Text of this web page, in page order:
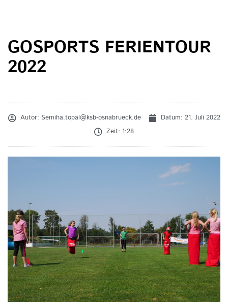
GOSPORTS FERIENTOUR
2022
Autor: Semiha.topal@ksb-osnabrueck.de Datum: 21. Juli 2022
Zeit: 1:28